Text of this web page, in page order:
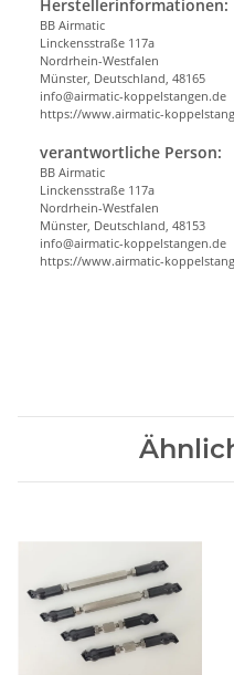
Herstellerinformationen:
BB Airmatic
Linckensstraße 117a
Nordrhein-Westfalen
Münster, Deutschland, 48165
info@airmatic-koppelstangen.de
https://www.airmatic-
verantwortliche Person:
BB Airmatic
Linckensstraße 117a
Nordrhein-Westfalen
Münster, Deutschland, 48153
info@airmatic-koppelstangen.de
https://www.airmatic-